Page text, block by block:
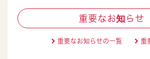
重要なお知らせ
重要なお知らせの一覧 重